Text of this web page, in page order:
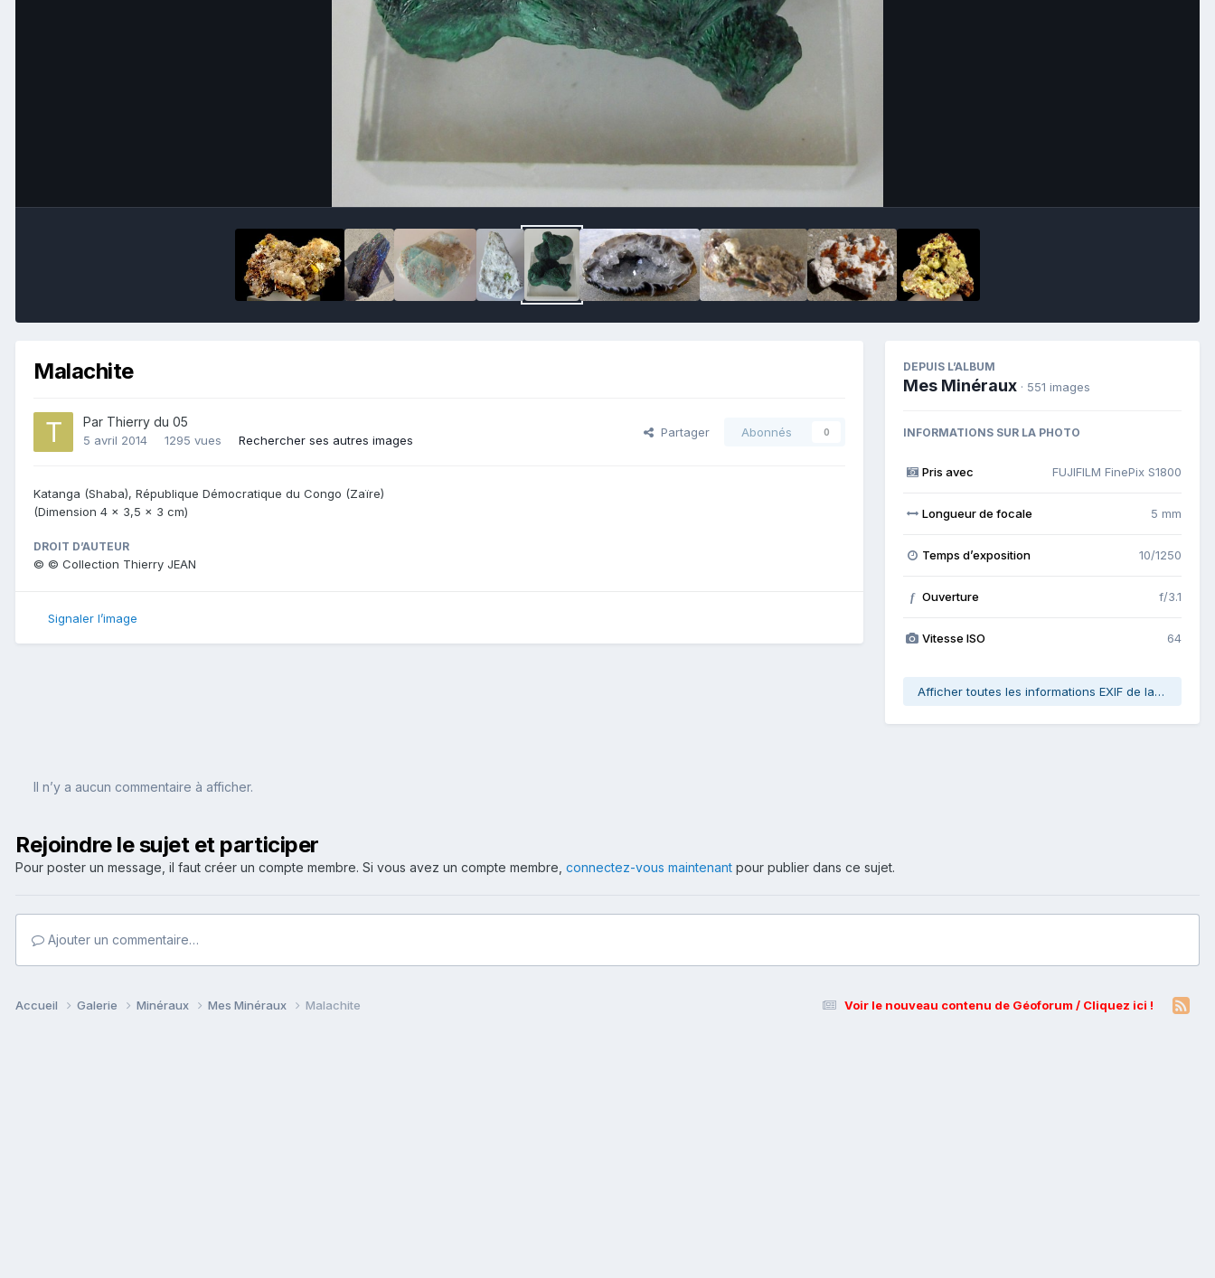
Malachite
Par Thierry du 05
5 avril 2014 1295 vues Rechercher ses autres images
Partager Abonnés 0
Katanga (Shaba), République Démocratique du Congo (Zaïre)
(Dimension 4 x 3,5 x 3 cm)
DROIT D’AUTEUR
© © Collection Thierry JEAN
Signaler l’image
DEPUIS L’ALBUM
Mes Minéraux · 551 images
INFORMATIONS SUR LA PHOTO
Pris avec FUJIFILM FinePix S1800
Longueur de focale 5 mm
Temps d’exposition 10/1250
f Ouverture f/3.1
Vitesse ISO 64
Afficher toutes les informations EXIF de la photo
Il n’y a aucun commentaire à afficher.
Rejoindre le sujet et participer
Pour poster un message, il faut créer un compte membre. Si vous avez un compte membre, connectez-vous maintenant pour publier dans ce sujet.
Ajouter un commentaire…
Voir le nouveau contenu de Géoforum / Cliquez ici !
Accueil Galerie Minéraux Mes Minéraux Malachite